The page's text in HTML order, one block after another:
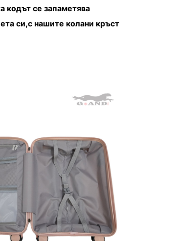
кодът се запаметява
си,с нашите колани кръст